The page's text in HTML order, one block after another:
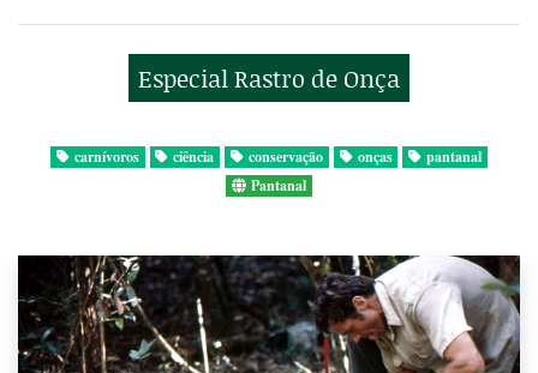
Especial Rastro de Onça
carnívoros ciência conservação onças
pantanal
Pantanal